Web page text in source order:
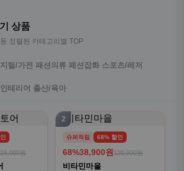
상품
정렬된 카테고리별 TOP
털/가전 패션의류 패션잡화 스포츠/레저
테리어 출산/육아
원
2
슈퍼적립 68% 할인
68%38,900원 120,000원
비타민마을